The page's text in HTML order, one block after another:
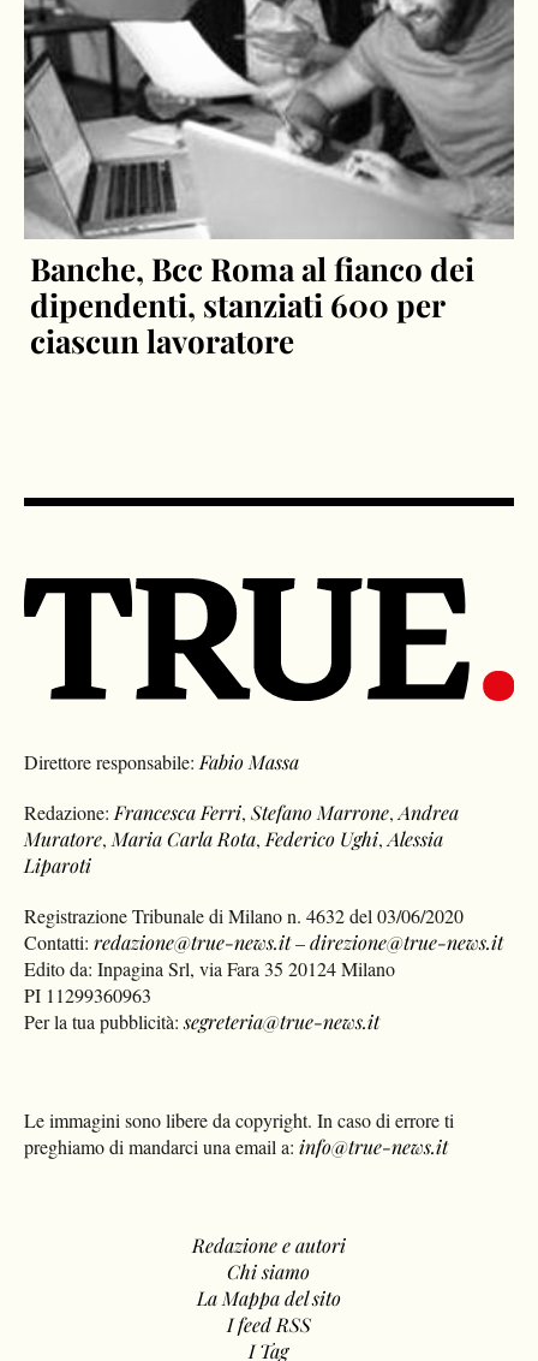
Banche, Bcc Roma al fianco dei
dipendenti, stanziati 600 per
ciascun lavoratore
Direttore responsabile:Fabio Massa
Redazione:Francesca Ferri,Stefano Marrone,Andrea
Muratore,Maria Carla Rota,Federico Ughi,Alessia
Liparoti
Registrazione Tribunale di Milano n. 4632 del 03/06/2020
Contatti:redazione@true-news.it–direzione@true-news.it
Edito da: Inpagina Srl, via Fara 35 20124 Milano
PI 11299360963
Per la tua pubblicità:segreteria@true-news.it
Le immagini sono libere da copyright. In caso di errore ti
preghiamo di mandarci una email a: info@true-news.it
Redazione e autori
Chi siamo
La Mappa del sito
I feed RSS
I Tag